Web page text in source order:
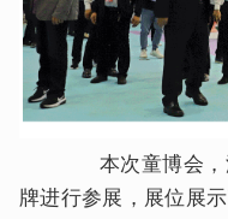
本次童博会，
牌进行参展，展位展